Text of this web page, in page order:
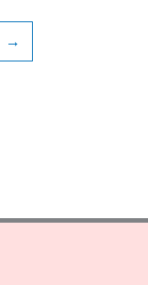
→